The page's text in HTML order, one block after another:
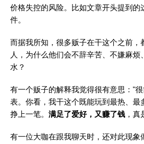
价格失控的风险。比如文章开头提到的
件。
而据我所知，很多贩子在干这个之前，
人，为什么他们会不辞辛苦、不嫌麻
水？
有一个贩子的解释我觉得很有意思："
表。你看，我干这个既能玩到最热、最
挣上一笔。 满足了爱好，又赚了钱 ，
有一位大咖在跟我聊天时，还对此现象